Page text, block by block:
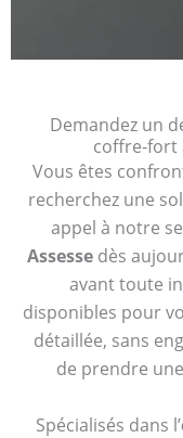
Demandez un
coffre-fort
Vous êtes
recherchez une
appel à notre
Assessedès
avant toute
disponibles pour
détaillée, sans
de prendre
Spécialisés dans l’